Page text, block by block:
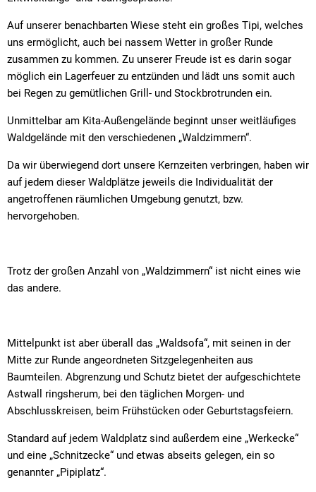
Auf unserer benachbarten Wiese steht ein großes Tipi, welches
uns ermöglicht, auch bei nassem Wetter in großer Runde
zusammen zu kommen. Zu unserer Freude ist es darin sogar
möglich ein Lagerfeuer zu entzünden und lädt uns somit auch
bei Regen zu gemütlichen Grill- und Stockbrotrunden ein.
Unmittelbar am Kita-Außengelände beginnt unser weitläufiges
Waldgelände mit den verschiedenen „Waldzimmern“.
Da wir überwiegend dort unsere Kernzeiten verbringen, haben wir
auf jedem dieser Waldplätze jeweils die Individualität der
angetroffenen räumlichen Umgebung genutzt, bzw.
hervorgehoben.
Trotz der großen Anzahl von „Waldzimmern“ ist nicht eines wie
das andere.
Mittelpunkt ist aber überall das „Waldsofa“, mit seinen in der
Mitte zur Runde angeordneten Sitzgelegenheiten aus
Baumteilen. Abgrenzung und Schutz bietet der aufgeschichtete
Astwall ringsherum, bei den täglichen Morgen- und
Abschlusskreisen, beim Frühstücken oder Geburtstagsfeiern.
Standard auf jedem Waldplatz sind außerdem eine „Werkecke“
und eine „Schnitzecke“ und etwas abseits gelegen, ein so
genannter „Pipiplatz“.